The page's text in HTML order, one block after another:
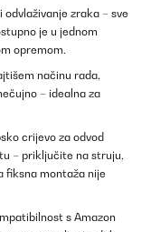
zraka – sve
je u jednom
opremom.
načinu rada,
– idealna za
crijevo za odvod
– priključite na struju,
fiksna montaža nije
s Amazon